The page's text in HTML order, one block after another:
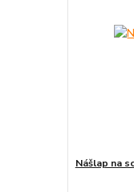
Nášlap na